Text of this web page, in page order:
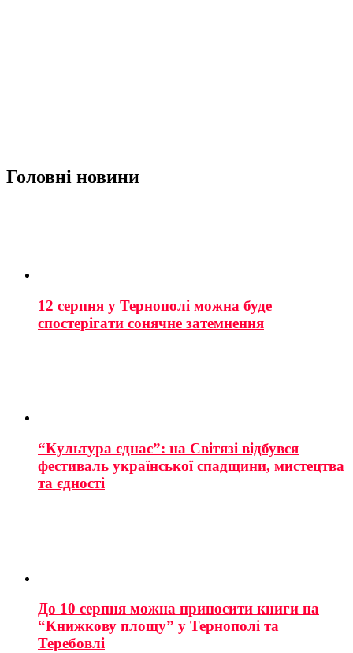
Головні новини
12 серпня у Тернополі можна буде
спостерігати сонячне затемнення
“Культура єднає”: на Світязі відбувся
фестиваль української спадщини, мистецтва
та єдності
До 10 серпня можна приносити книги на
“Книжкову площу” у Тернополі та
Теребовлі